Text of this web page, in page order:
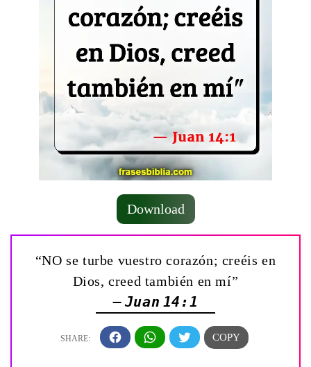
Download
“NO se turbe vuestro corazón; creéis en
Dios, creed también en mí”
— Juan 14:1